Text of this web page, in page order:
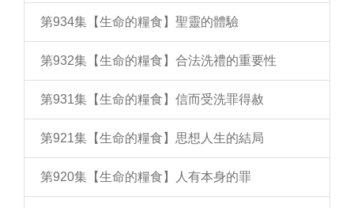
第934集【生命的糧食】聖靈的體驗
第932集【生命的糧食】合法洗禮的重要性
第931集【生命的糧食】信而受洗罪得赦
第921集【生命的糧食】思想人生的結局
第920集【生命的糧食】人有本身的罪